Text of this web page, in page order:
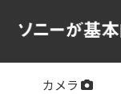
カメラ